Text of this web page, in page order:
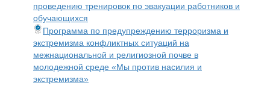
проведению тренировок по эвакуации работников и
обучающихся
Программа по предупреждению терроризма и
экстремизма конфликтных ситуаций на
межнациональной и религиозной почве в
молодежной среде «Мы против насилия и
экстремизма»